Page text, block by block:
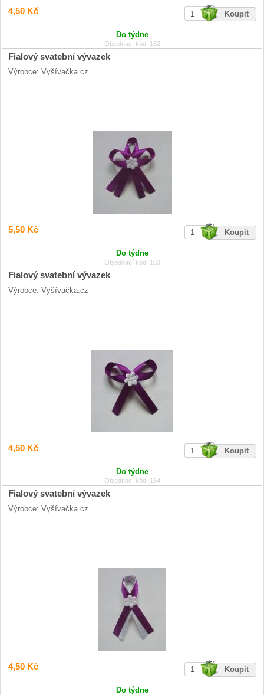
4,50 Kč
Do týdne
Objednací kód: 162
Fialový svatební vývazek
Výrobce: Vyšívačka.cz
5,50 Kč
Do týdne
Objednací kód: 163
Fialový svatební vývazek
Výrobce: Vyšívačka.cz
4,50 Kč
Do týdne
Objednací kód: 164
Fialový svatební vývazek
Výrobce: Vyšívačka.cz
4,50 Kč
Do týdne